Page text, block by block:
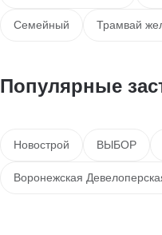
Семейный Трамвай
Популярные
Новострой ВЫБОР
Воронежская